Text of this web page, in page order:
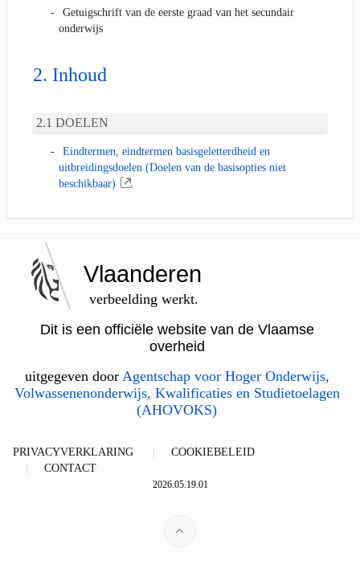
Getuigschrift van de eerste graad van het secundair
onderwijs
Inhoud
DOELEN
Eindtermen, eindtermen basisgeletterdheid en
uitbreidingsdoelen (Doelen van de basisopties niet
beschikbaar)
Vlaanderen
verbeelding werkt.
Dit is een officiële website van de Vlaamse
overheid
uitgegeven door Agentschap voor Hoger Onderwijs,
Volwassenenonderwijs, Kwalificaties en Studietoelagen
(AHOVOKS)
PRIVACYVERKLARING
COOKIEBELEID
CONTACT
2026.05.19.01